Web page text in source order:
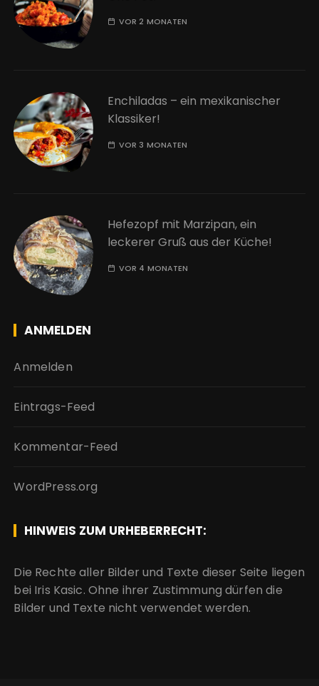
VOR 2 MONATEN
Enchiladas – ein mexikanischer
Klassiker!
VOR 3 MONATEN
Hefezopf mit Marzipan, ein
leckerer Gruß aus der Küche!
VOR 4 MONATEN
ANMELDEN
Anmelden
Eintrags-Feed
Kommentar-Feed
WordPress.org
HINWEIS ZUM URHEBERRECHT:
Die Rechte aller Bilder und Texte dieser Seite liegen
bei Iris Kasic. Ohne ihrer Zustimmung dürfen die
Bilder und Texte nicht verwendet werden.